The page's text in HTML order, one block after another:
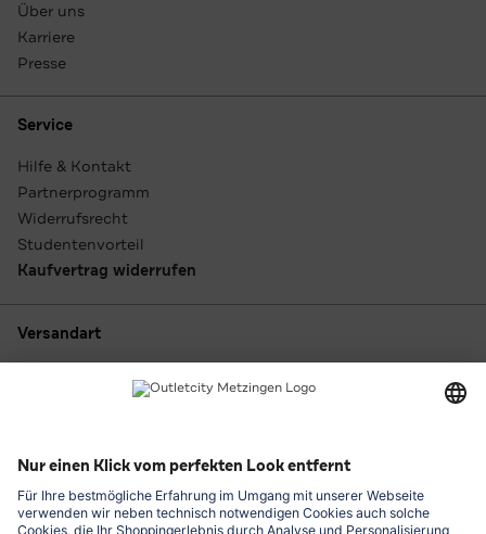
Über uns
Karriere
Presse
Service
Hilfe & Kontakt
Partnerprogramm
Widerrufsrecht
Studentenvorteil
Kaufvertrag widerrufen
Versandart